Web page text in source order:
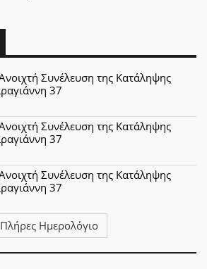
Συνέλευση της Κατάληψης
37
Συνέλευση της Κατάληψης
37
Συνέλευση της Κατάληψης
37
Πλήρες Ημερολόγιο